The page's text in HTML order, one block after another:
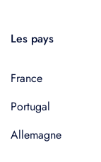
Les pays
France
Portugal
Allemagne